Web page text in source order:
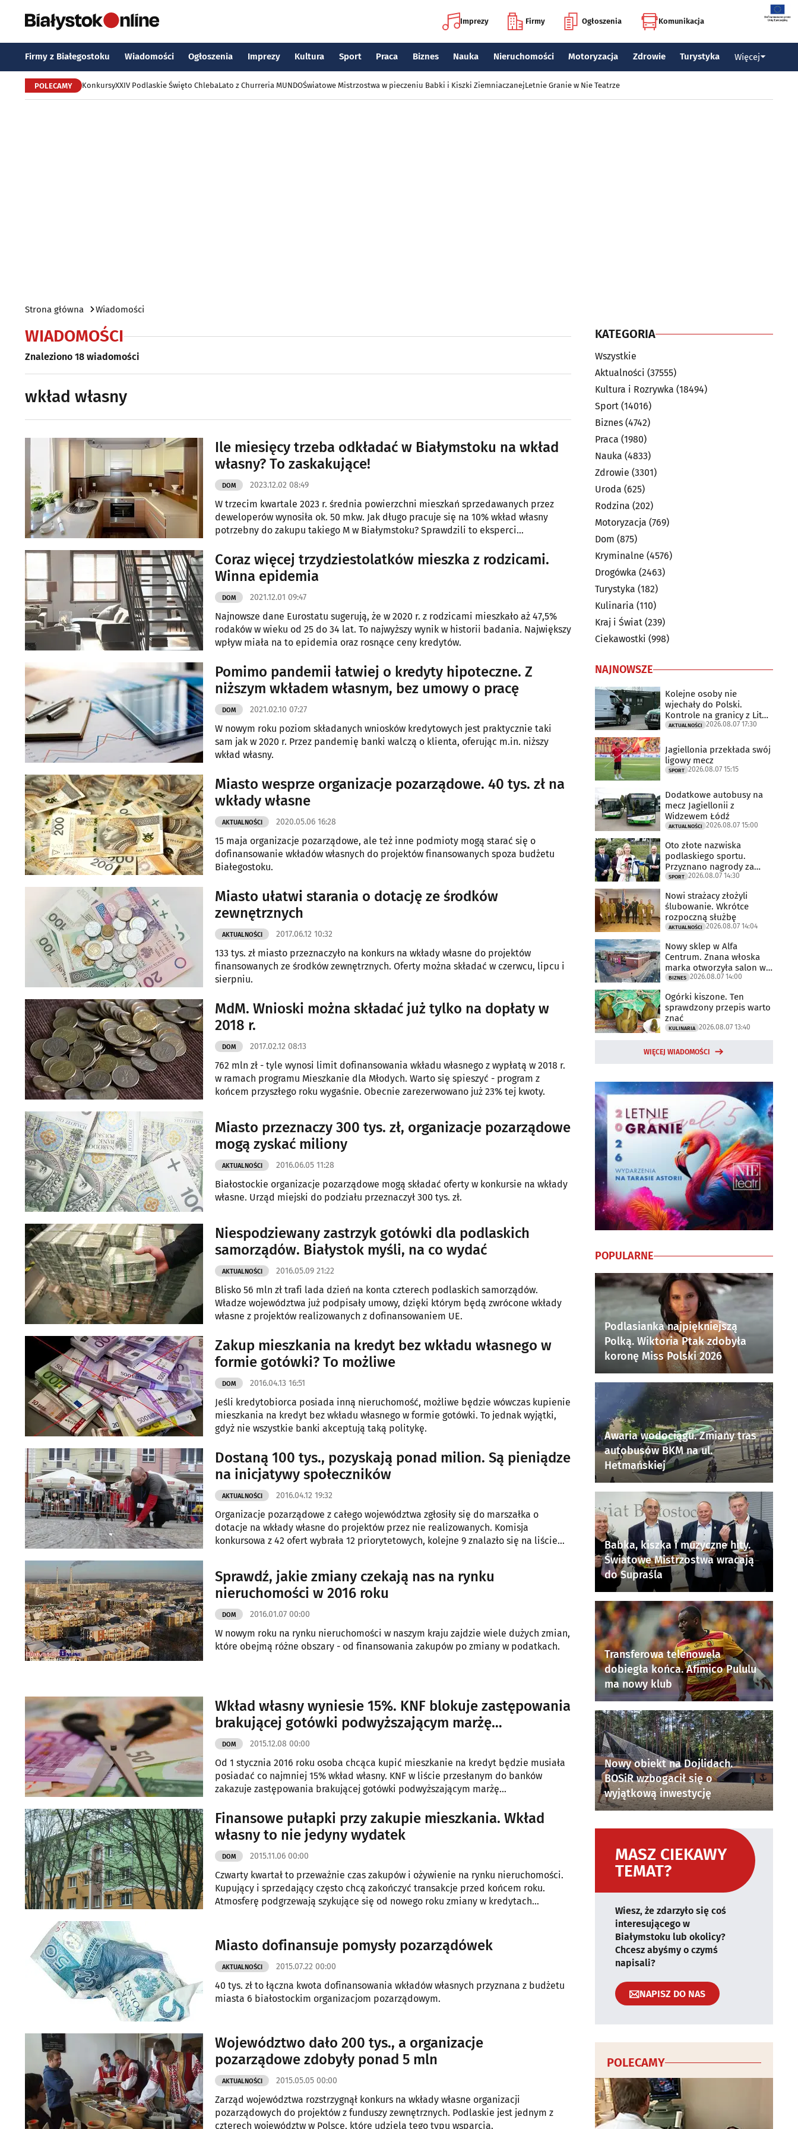
Imprezy Firmy Ogłoszenia Komunikacja
Firmy z Białegostoku Wiadomości Ogłoszenia Imprezy Kultura Sport Praca Biznes Nauka Nieruchomości Motoryzacja Zdrowie Turystyka Więcej
POLECAMY KonkursyXXIV Podlaskie Święto ChlebaLato z Churreria MUNDOŚwiatowe Mistrzostwa w pieczeniu Babki i Kiszki ZiemniaczanejLetnie Granie w Nie Teatrze
Strona główna Wiadomości
WIADOMOŚCI
Znaleziono 18 wiadomości
wkład własny
Ile miesięcy trzeba odkładać w Białymstoku na wkład
własny? To zaskakujące!
DOM 2023.12.02 08:49
W trzecim kwartale 2023 r. średnia powierzchni mieszkań sprzedawanych przez
deweloperów wynosiła ok. 50 mkw. Jak długo pracuje się na 10% wkład własny
potrzebny do zakupu takiego M w Białymstoku? Sprawdzili to eksperci
Coraz więcej trzydziestolatków mieszka z rodzicami.
Winna epidemia
DOM 2021.12.01 09:47
Najnowsze dane Eurostatu sugerują, że w 2020 r. z rodzicami mieszkało aż 47,5%
rodaków w wieku od 25 do 34 lat. To najwyższy wynik w historii badania. Największy
wpływ miała na to epidemia oraz rosnące ceny kredytów.
Pomimo pandemii łatwiej o kredyty hipoteczne. Z
niższym wkładem własnym, bez umowy o pracę
DOM 2021.02.10 07:27
W nowym roku poziom składanych wniosków kredytowych jest praktycznie taki
sam jak w 2020 r. Przez pandemię banki walczą o klienta, oferując m.in. niższy
wkład własny.
Miasto wesprze organizacje pozarządowe. 40 tys. zł na
wkłady własne
AKTUALNOŚCI 2020.05.06 16:28
15 maja organizacje pozarządowe, ale też inne podmioty mogą starać się o
dofinansowanie wkładów własnych do projektów finansowanych spoza budżetu
Białegostoku.
Miasto ułatwi starania o dotację ze środków
zewnętrznych
AKTUALNOŚCI 2017.06.12 10:32
133 tys. zł miasto przeznaczyło na konkurs na wkłady własne do projektów
finansowanych ze środków zewnętrznych. Oferty można składać w czerwcu, lipcu i
sierpniu.
MdM. Wnioski można składać już tylko na dopłaty w
2018 r.
DOM 2017.02.12 08:13
762 mln zł - tyle wynosi limit dofinansowania wkładu własnego z wypłatą w 2018 r.
w ramach programu Mieszkanie dla Młodych. Warto się spieszyć - program z
końcem przyszłego roku wygaśnie. Obecnie zarezerwowano już 23% tej kwoty.
Miasto przeznaczy 300 tys. zł, organizacje pozarządowe
mogą zyskać miliony
AKTUALNOŚCI 2016.06.05 11:28
Białostockie organizacje pozarządowe mogą składać oferty w konkursie na wkłady
własne. Urząd miejski do podziału przeznaczył 300 tys. zł.
Niespodziewany zastrzyk gotówki dla podlaskich
samorządów. Białystok myśli, na co wydać
AKTUALNOŚCI 2016.05.09 21:22
Blisko 56 mln zł trafi lada dzień na konta czterech podlaskich samorządów.
Władze województwa już podpisały umowy, dzięki którym będą zwrócone wkłady
własne z projektów realizowanych z dofinansowaniem UE.
Zakup mieszkania na kredyt bez wkładu własnego w
formie gotówki? To możliwe
DOM 2016.04.13 16:51
Jeśli kredytobiorca posiada inną nieruchomość, możliwe będzie wówczas kupienie
mieszkania na kredyt bez wkładu własnego w formie gotówki. To jednak wyjątki,
gdyż nie wszystkie banki akceptują taką politykę.
Dostaną 100 tys., pozyskają ponad milion. Są pieniądze
na inicjatywy społeczników
AKTUALNOŚCI 2016.04.12 19:32
Organizacje pozarządowe z całego województwa zgłosiły się do marszałka o
dotacje na wkłady własne do projektów przez nie realizowanych. Komisja
konkursowa z 42 ofert wybrała 12 priorytetowych, kolejne 9 znalazło się na liście
Sprawdź, jakie zmiany czekają nas na rynku
nieruchomości w 2016 roku
DOM 2016.01.07 00:00
W nowym roku na rynku nieruchomości w naszym kraju zajdzie wiele dużych zmian,
które obejmą różne obszary - od finansowania zakupów po zmiany w podatkach.
Wkład własny wyniesie 15%. KNF blokuje zastępowania
brakującej gotówki podwyższającym marżę
ubezpieczeniem
DOM 2015.12.08 00:00
Od 1 stycznia 2016 roku osoba chcąca kupić mieszkanie na kredyt będzie musiała
posiadać co najmniej 15% wkład własny. KNF w liście przesłanym do banków
zakazuje zastępowania brakującej gotówki podwyższającym marżę
Finansowe pułapki przy zakupie mieszkania. Wkład
własny to nie jedyny wydatek
DOM 2015.11.06 00:00
Czwarty kwartał to przeważnie czas zakupów i ożywienie na rynku nieruchomości.
Kupujący i sprzedający często chcą zakończyć transakcje przed końcem roku.
Atmosferę podgrzewają szykujące się od nowego roku zmiany w kredytach
Miasto dofinansuje pomysły pozarządówek
AKTUALNOŚCI 2015.07.22 00:00
40 tys. zł to łączna kwota dofinansowania wkładów własnych przyznana z budżetu
miasta 6 białostockim organizacjom pozarządowym.
Województwo dało 200 tys., a organizacje
pozarządowe zdobyły ponad 5 mln
AKTUALNOŚCI 2015.05.05 00:00
Zarząd województwa rozstrzygnął konkurs na wkłady własne organizacji
pozarządowych do projektów z funduszy zewnętrznych. Podlaskie jest jednym z
czterech województw w Polsce, które udziela tego typu wsparcia.
KATEGORIA
Wszystkie
Aktualności (37555)
Kultura i Rozrywka (18494)
Sport (14016)
Biznes (4742)
Praca (1980)
Nauka (4833)
Zdrowie (3301)
Uroda (625)
Rodzina (202)
Motoryzacja (769)
Dom (875)
Kryminalne (4576)
Drogówka (2463)
Turystyka (182)
Kulinaria (110)
Kraj i Świat (239)
Ciekawostki (998)
NAJNOWSZE
Kolejne osoby nie
wjechały do Polski.
Kontrole na granicy z Litwą
trwają
AKTUALNOŚCI 2026.08.07 17:30
Jagiellonia przekłada swój
ligowy mecz
SPORT 2026.08.07 15:15
Dodatkowe autobusy na
mecz Jagiellonii z
Widzewem Łódź
AKTUALNOŚCI 2026.08.07 15:00
Oto złote nazwiska
podlaskiego sportu.
Przyznano nagrody za
2025 rok
SPORT 2026.08.07 14:30
Nowi strażacy złożyli
ślubowanie. Wkrótce
rozpoczną służbę
AKTUALNOŚCI 2026.08.07 14:04
Nowy sklep w Alfa
Centrum. Znana włoska
marka otworzyła salon w
Białymstoku
BIZNES 2026.08.07 14:00
Ogórki kiszone. Ten
sprawdzony przepis warto
znać
KULINARIA 2026.08.07 13:40
WIĘCEJ WIADOMOŚCI
POPULARNE
Podlasianka najpiękniejszą
Polką. Wiktoria Ptak zdobyła
koronę Miss Polski 2026
Awaria wodociągu. Zmiany tras
autobusów BKM na ul.
Hetmańskiej
Babka, kiszka i muzyczne hity.
Światowe Mistrzostwa wracają
do Supraśla
Transferowa telenowela
dobiegła końca. Afimico Pululu
ma nowy klub
Nowy obiekt na Dojlidach.
BOSiR wzbogacił się o
wyjątkową inwestycję
MASZ CIEKAWY
TEMAT?
Wiesz, że zdarzyło się coś
interesującego w
Białymstoku lub okolicy?
Chcesz abyśmy o czymś
napisali?
NAPISZ DO NAS
POLECAMY